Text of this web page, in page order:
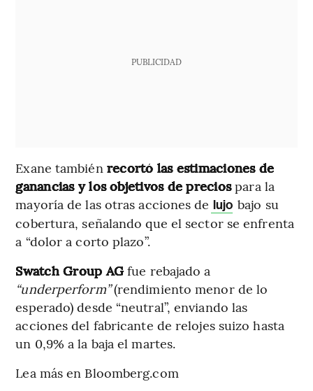
PUBLICIDAD
Exane también recortó las estimaciones de
ganancias y los objetivos de preciospara la
mayoría de las otras acciones de lujo bajo su
cobertura, señalando que el sector se enfrenta
a “dolor a corto plazo”.
Swatch Group AGfue rebajado a
“underperform”(rendimiento menor de lo
esperado) desde “neutral”, enviando las
acciones del fabricante de relojes suizo hasta
un 0,9% a la baja el martes.
Lea más en Bloomberg.com